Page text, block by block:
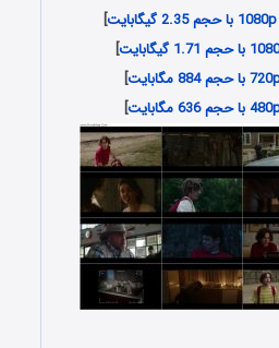
]
]
]
]